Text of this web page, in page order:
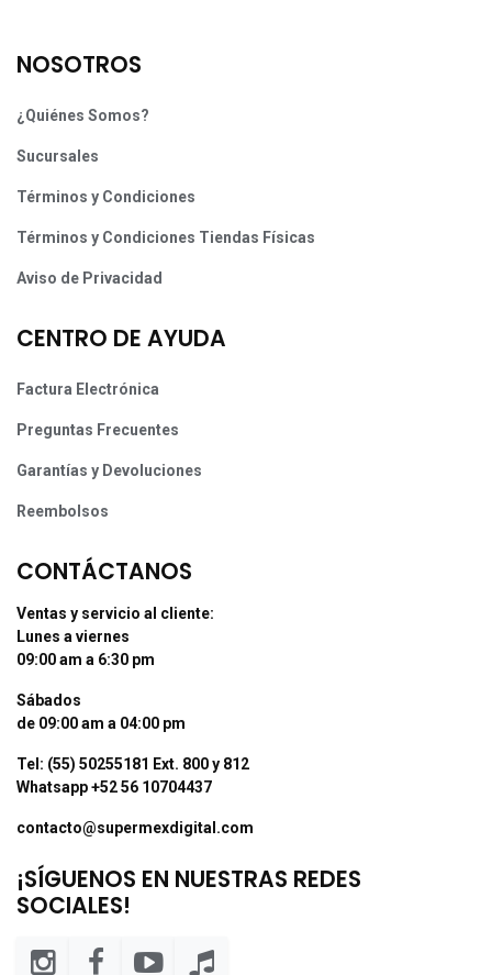
NOSOTROS
¿Quiénes Somos?
Sucursales
Términos y Condiciones
Términos y Condiciones Tiendas Físicas
Aviso de Privacidad
CENTRO DE AYUDA
Factura Electrónica
Preguntas Frecuentes
Garantías y Devoluciones
Reembolsos
CONTÁCTANOS
Ventas y servicio al cliente:
Lunes a viernes
09:00 am a 6:30 pm
Sábados
de 09:00 am a 04:00 pm
Tel: (55) 50255181 Ext. 800 y 812
Whatsapp +52 56 10704437
contacto@supermexdigital.com
¡SÍGUENOS EN NUESTRAS REDES
SOCIALES!